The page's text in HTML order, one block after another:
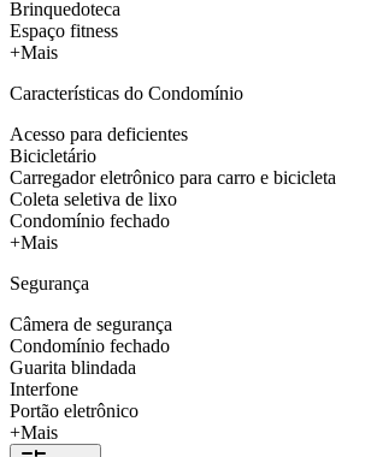
Brinquedoteca
Espaço fitness
+Mais
Características do Condomínio
Acesso para deficientes
Bicicletário
Carregador eletrônico para carro e bicicleta
Coleta seletiva de lixo
Condomínio fechado
+Mais
Segurança
Câmera de segurança
Condomínio fechado
Guarita blindada
Interfone
Portão eletrônico
+Mais